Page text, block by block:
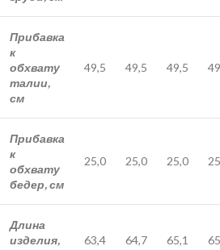
Прибавка
к
обхвату
талии,
см
49,5 49,5 49,5
Прибавка
к
обхвату
бедер, см
25,0 25,0 25,0
Длина
изделия,
63,4 64,7 65,1